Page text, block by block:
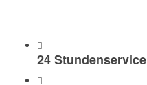
24 Stundenservice